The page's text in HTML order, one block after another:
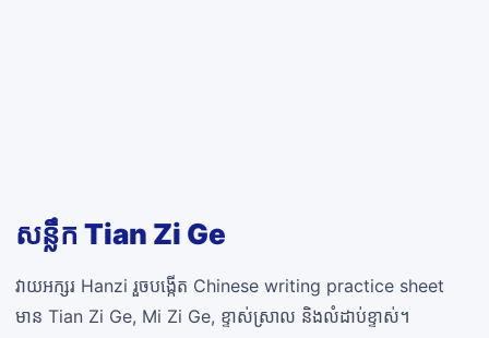
សន្លឹក Tian Zi Ge
វាយអក្សរ Hanzi រួចបង្កើត Chinese writing practice sheet
មាន Tian Zi Ge, Mi Zi Ge, ខ្ទាស់ស្រាល និងលំដាប់ខ្ទាស់។